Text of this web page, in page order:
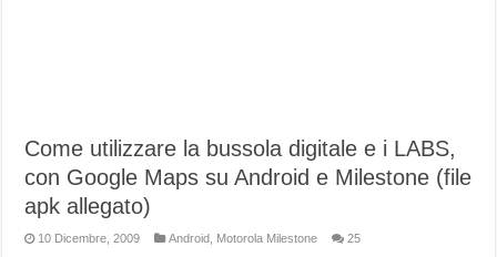
Come utilizzare la bussola digitale e i LABS,
con Google Maps su Android e Milestone (file
apk allegato)
10 Dicembre, 2009 Android Motorola Milestone 25